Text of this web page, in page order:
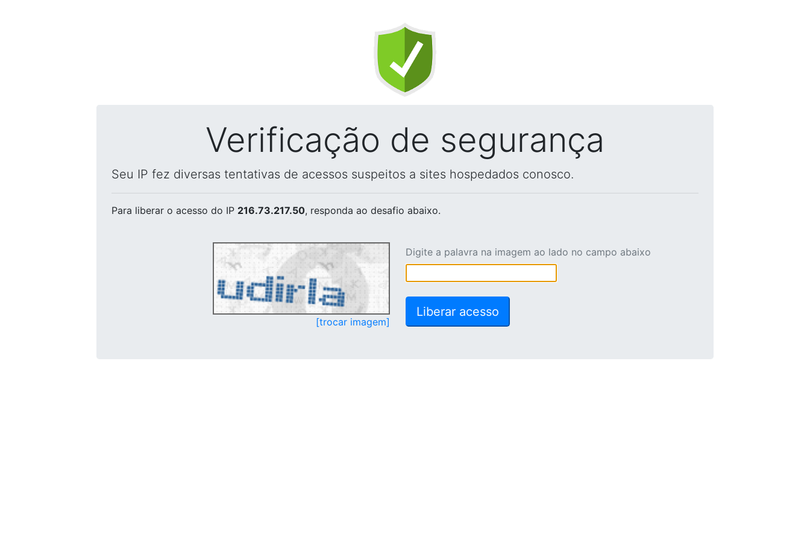
Verificação de segurança
Seu IP fez diversas tentativas de acessos suspeitos a sites hospedados conosco.
Para liberar o acesso do IP 216.73.217.50, responda ao desafio abaixo.
[trocar imagem]
Digite a palavra na imagem ao lado no campo abaixo